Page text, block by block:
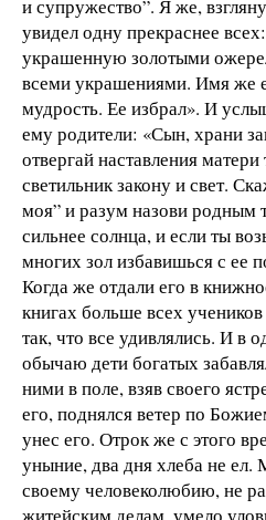
и супружество”. Я же,
увидел одну прекраснее
украшенную золотыми
всеми украшениями. Имя же
мудрость. Ее избрал». И
ему родители: «Сын, храни
отвергай наставления
светильник закону и свет.
моя” и разум назови родным
сильнее солнца, и если ты
многих зол избавишься с ее
Когда же отдали его в
книгах больше всех
так, что все удивлялись. И в
обычаю дети богатых
ними в поле, взяв своего
его, поднялся ветер по
унес его. Отрок же с этого
уныние, два дня хлеба не ел.
своему человеколюбию, не
житейским делам, умело